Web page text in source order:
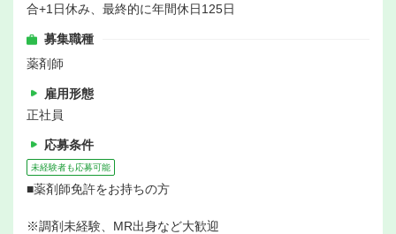
合+1日休み、最終的に年間休日125日
募集職種
薬剤師
雇用形態
正社員
応募条件
未経験者も応募可能
■薬剤師免許をお持ちの方
※調剤未経験、MR出身など大歓迎